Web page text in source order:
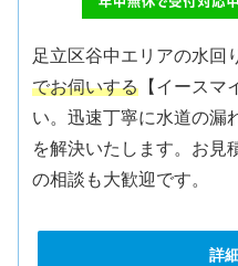
足立区谷中エリアの水回
でお伺いする 【イースマ
い。迅速丁寧に水道の漏
を解決いたします。お見
の相談も大歓迎です。
詳